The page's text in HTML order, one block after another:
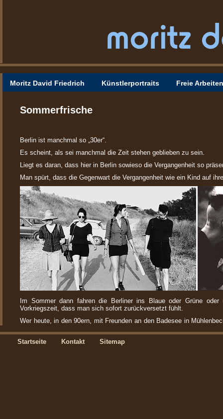
Moritz David Friedrich Künstlerportraits Freie Arbeiten
Sommerfrische
Berlin ist manchmal so „30er“.
Es scheint, als sei manchmal die Zeit stehen geblieben zu sein.
Liegt es daran, dass hier in Berlin sowieso die Vergangenheit so
Man spürt, dass die Gegenwart die Vergangenheit wie ein Kind auf
Im Sommer dann fahren die Berliner ins Blaue oder Grüne
Vorkriegszeit, dass man sich sofort zurückversetzt fühlt.
Wer heute, in den 90ern, mit Freunden an den Badesee in
Accessoires.
Startseite Kontakt Sitemap